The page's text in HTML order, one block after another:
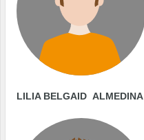
LILIA BELGAID ALMEDINA